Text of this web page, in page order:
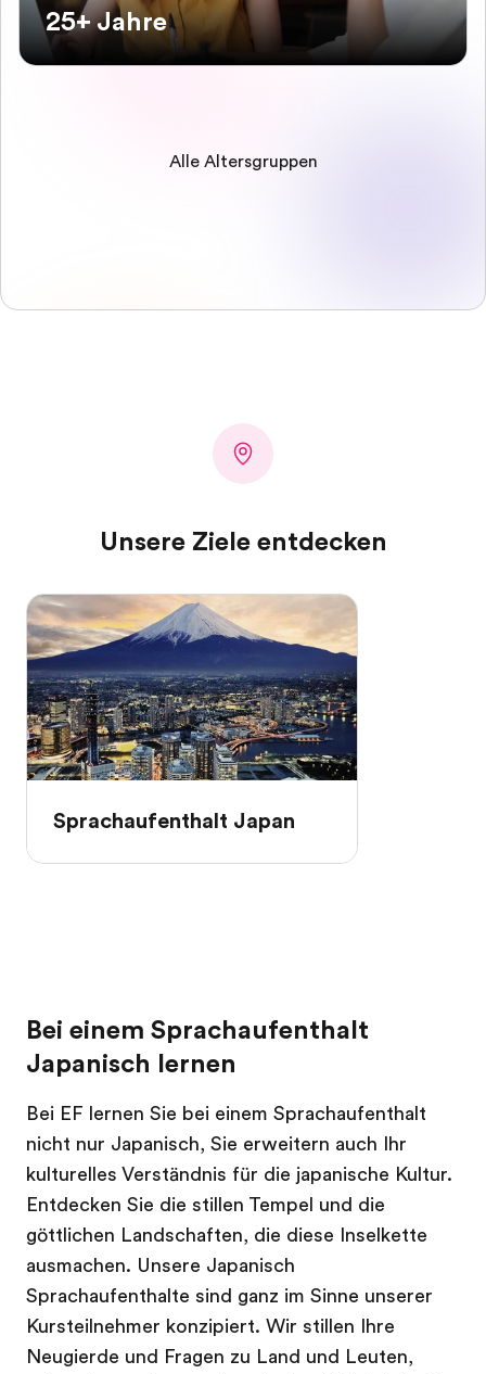
25+ Jahre
Alle Altersgruppen
Unsere Ziele entdecken
Sprachaufenthalt Japan
Bei einem Sprachaufenthalt
Japanisch lernen
Bei EF lernen Sie bei einem Sprachaufenthalt
nicht nur Japanisch, Sie erweitern auch Ihr
kulturelles Verständnis für die japanische Kultur.
Entdecken Sie die stillen Tempel und die
göttlichen Landschaften, die diese Inselkette
ausmachen. Unsere Japanisch
Sprachaufenthalte sind ganz im Sinne unserer
Kursteilnehmer konzipiert. Wir stillen Ihre
Neugierde und Fragen zu Land und Leuten,